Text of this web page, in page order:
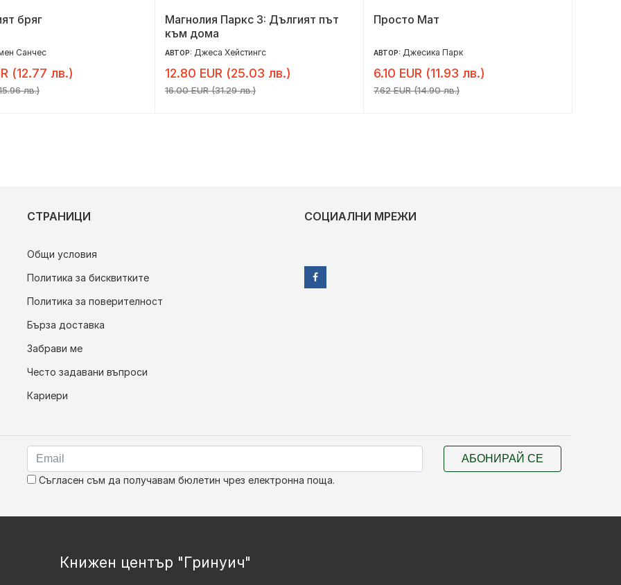
бряг
Санчес
(12.77 лв.)
лв.)
Магнолия Паркс 3: Дългият път
към дома
АВТОР: Джеса Хейстингс
12.80 EUR (25.03 лв.)
16.00 EUR (31.29 лв.)
Просто Мат
АВТОР: Джесика Парк
6.10 EUR (11.93 лв.)
7.62 EUR (14.90 лв.)
СТРАНИЦИ
Общи условия
Политика за бисквитките
Политика за поверителност
Бърза доставка
Забрави ме
Често задавани въпроси
Кариери
СОЦИАЛНИ МРЕЖИ
Съгласен съм да получавам бюлетин чрез електронна поща.
АБОНИРАЙ СЕ
Книжен център "Гринуич"